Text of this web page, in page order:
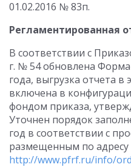
01.02.2016 № 83п.
Регламентированная
В соответствии с
г. № 54 обновлена
года, выгрузка отчета
включена в
фондом приказа,
Уточнен порядок
год в соответствии с
размещенным по адресу
http://www.pfrf.ru/info/